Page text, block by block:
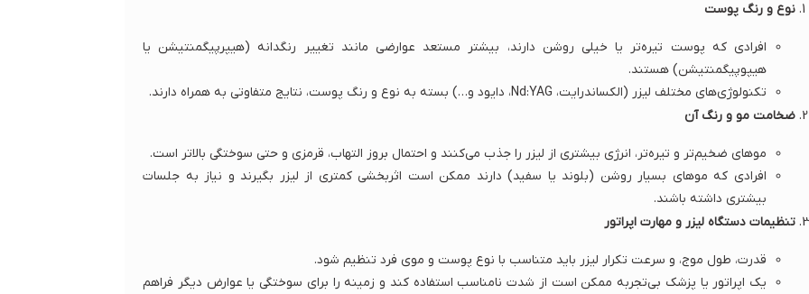
نوع و رنگ پوست
افرادی که پوست تیره‌تر یا خیلی روشن دارند، بیشتر مستعد عوارضی مانند تغییر رنگدانه‌ (هیپرپیگمنتیشن یا
هیپوپیگمنتیشن) هستند.
تکنولوژی‌های مختلف لیزر (الکساندرایت، Nd:YAG، دایود و…) بسته به نوع و رنگ پوست، نتایج متفاوتی به همراه دارند.
ضخامت مو و رنگ آن
موهای ضخیم‌تر و تیره‌تر، انرژی بیشتری از لیزر را جذب می‌کنند و احتمال بروز التهاب، قرمزی و حتی سوختگی بالاتر است.
افرادی که موهای بسیار روشن (بلوند یا سفید) دارند ممکن است اثربخشی کمتری از لیزر بگیرند و نیاز به جلسات
بیشتری داشته باشند.
تنظیمات دستگاه لیزر و مهارت اپراتور
قدرت، طول موج، و سرعت تکرار لیزر باید متناسب با نوع پوست و موی فرد تنظیم شود.
یک اپراتور یا پزشک بی‌تجربه ممکن است از شدت نامناسب استفاده کند و زمینه را برای سوختگی یا عوارض دیگر فراهم